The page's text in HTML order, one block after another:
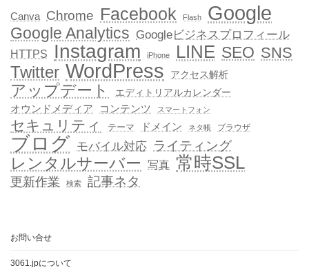
Canva Chrome Facebook Flash Google
Google Analytics Googleビジネスプロフィール
HTTPS Instagram iPhone LINE SEO SNS
Twitter WordPress アクセス解析
アップデート エディトリアルカレンダー
オウンドメディア コンテンツ スマートフォン
セキュリティ テーマ ドメイン ネタ帳 ブラウザ
ブログ モバイル対応 ライティング
レンタルサーバー 写真 常時SSL
更新作業 検索 記事ネタ
お問い合せ
3061.jpについて